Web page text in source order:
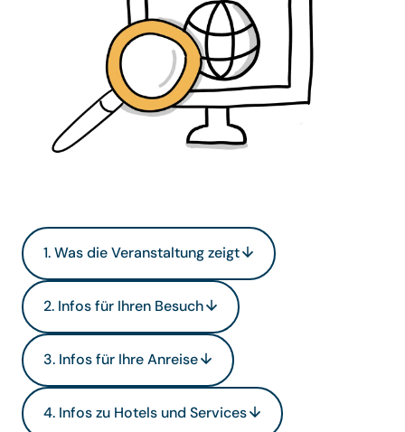
1. Was die Veranstaltung zeigt
2. Infos für Ihren Besuch
3. Infos für Ihre Anreise
4. Infos zu Hotels und Services